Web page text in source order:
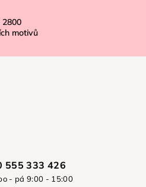
2800
motivů
555 333 426
- pá 9:00 - 15:00